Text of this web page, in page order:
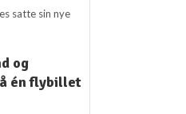
satte sin nye
og
én flybillet